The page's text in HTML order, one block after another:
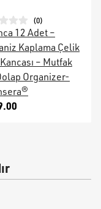
(0)
12 Adet –
Kaplama Çelik
– Mutfak
Organizer-